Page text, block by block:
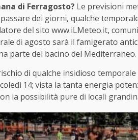
di Ferragosto? Le previsioni
passare dei giorni, qualche
del sito www.iLMeteo.it,
di agosto sarà il famigerato
parte del bacino del Mediterraneo.
di qualche insidioso
14; vista la tanta energia
la possibilità pure di locali